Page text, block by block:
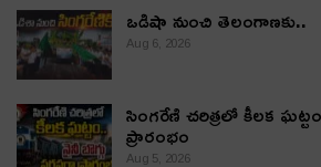
ఒడిషా నుంచి తెలంగాణ‌కు..
Aug 6, 2026
సింగరేణి చరిత్రలో కీలక
ప్రారంభం
Aug 5, 2026